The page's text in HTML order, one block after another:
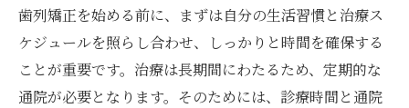
歯列矯正を始める前に、まずは自分の生活習慣と治療ス
ケジュールを照らし合わせ、しっかりと時間を確保する
ことが重要です。治療は長期間にわたるため、定期的な
通院が必要となります。そのためには、診療時間と通院